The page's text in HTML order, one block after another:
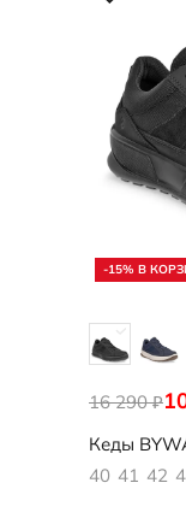
-15% В
16 290₽
522844/
Кеды
40 41 42